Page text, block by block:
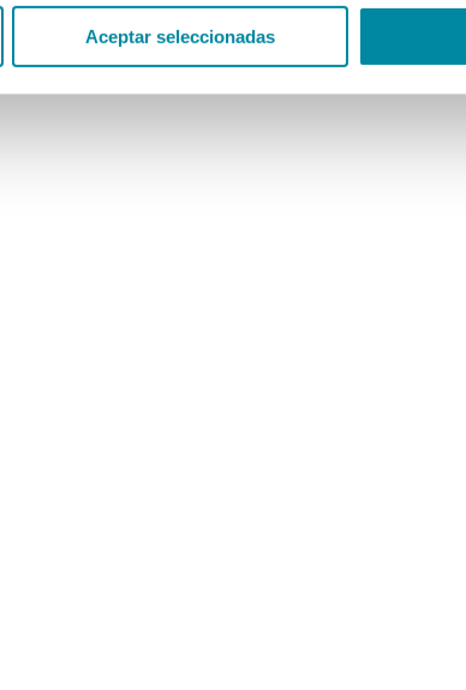
Aceptar seleccionadas